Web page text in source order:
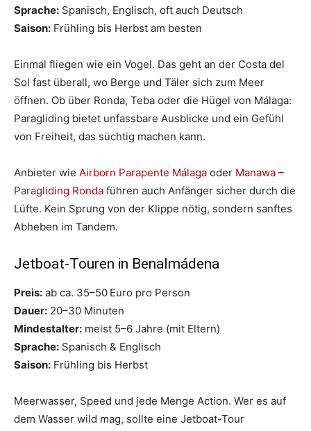
Sprache: Spanisch, Englisch, oft auch Deutsch
Saison: Frühling bis Herbst am besten
Einmal fliegen wie ein Vogel. Das geht an der Costa del
Sol fast überall, wo Berge und Täler sich zum Meer
öffnen. Ob über Ronda, Teba oder die Hügel von Málaga:
Paragliding bietet unfassbare Ausblicke und ein Gefühl
von Freiheit, das süchtig machen kann.
Anbieter wie Airborn Parapente Málaga oder Manawa –
Paragliding Ronda führen auch Anfänger sicher durch die
Lüfte. Kein Sprung von der Klippe nötig, sondern sanftes
Abheben im Tandem.
Jetboat-Touren in Benalmádena
Preis: ab ca. 35–50 Euro pro Person
Dauer: 20–30 Minuten
Mindestalter: meist 5–6 Jahre (mit Eltern)
Sprache: Spanisch & Englisch
Saison: Frühling bis Herbst
Meerwasser, Speed und jede Menge Action. Wer es auf
dem Wasser wild mag, sollte eine Jetboat-Tour